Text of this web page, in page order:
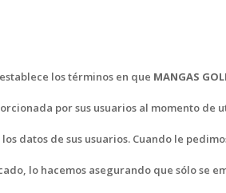
los términos en que MANGAS
por sus usuarios al momento de
datos de sus usuarios. Cuando le
lo hacemos asegurando que sólo se